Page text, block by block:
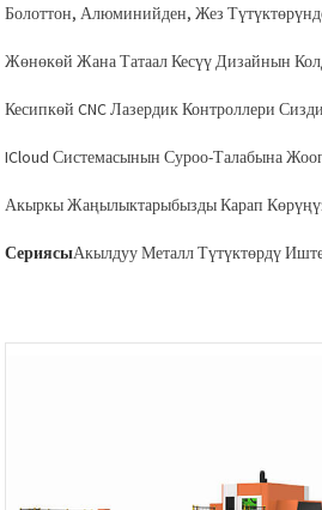
Болоттон, Алюминийден, Жез
Жөнөкөй Жана Татаал Кесүү Дизайнын
Кесипкөй CNC Лазердик Контроллери
ICloud Системасынын Суроо-Талабына
Акыркы Жаңылыктарыбызды Карап
СериясыАкылдуу Металл Түтүктөрдү